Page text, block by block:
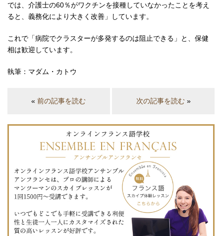
では、介護士の60％がワクチンを接種していなかったことを考え
ると、義務化により大きく改善」しています。
これで「病院でクラスターが多発するのは阻止できる」と、保健
相は歓迎しています。
執筆：マダム・カトウ
«前の記事を読む 次の記事を読む»